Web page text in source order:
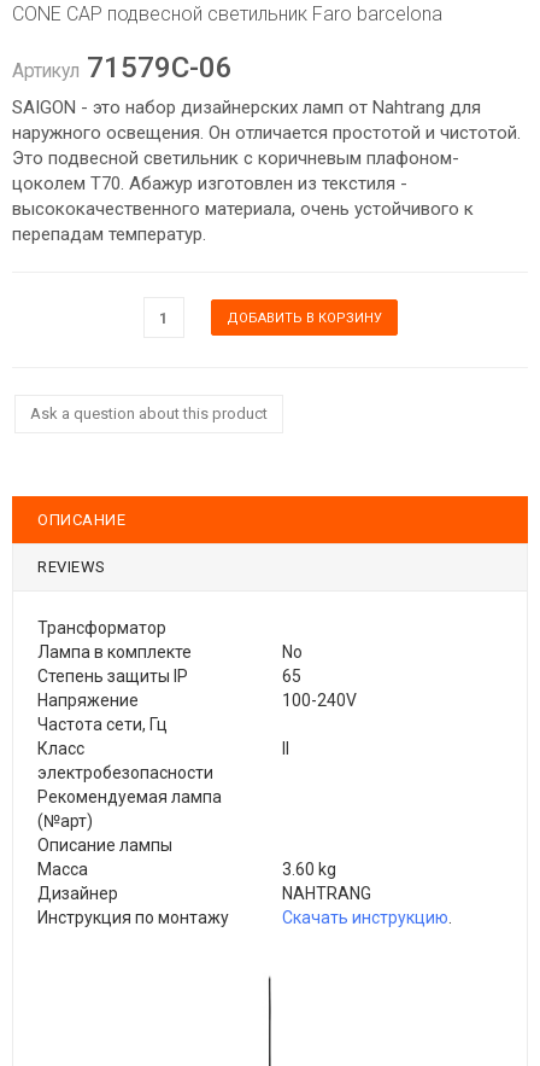
CONE CAP подвесной светильник Faro barcelona
Артикул 71579C-06
SAIGON - это набор дизайнерских ламп от Nahtrang для
наружного освещения. Он отличается простотой и чистотой.
Это подвесной светильник с коричневым плафоном-
цоколем T70. Абажур изготовлен из текстиля -
высококачественного материала, очень устойчивого к
перепадам температур.
Ask a question about this product
ОПИСАНИЕ
REVIEWS
Трансформатор
Лампа в комплекте
No
Степень защиты IP
65
Напряжение
100-240V
Частота сети, Гц
Класс
электробезопасности
Рекомендуемая лампа
(№арт)
Описание лампы
Масса
3.60 kg
Дизайнер
NAHTRANG
Инструкция по монтажу
Скачать инструкцию